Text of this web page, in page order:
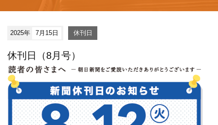
2025年 7月15日 休刊日
休刊日（8月号）